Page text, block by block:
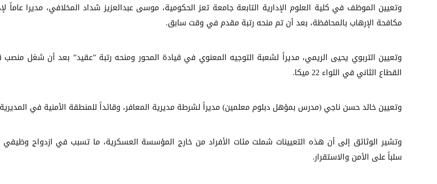
وتعيين الموظف في كلية العلوم الإدارية التابعة جامعة تعز الحكومية، موسى عبدالعزيز شداد المخلافي، مديرا عاماً
مكافحة الإرهاب بالمحافظة، بعد أن تم منحه رتبة مقدم في وقت سابق.
وتعيين التربوي يحيى الريمي، مديراً لشعبة التوجيه المعنوي في قيادة المحور ومنحه رتبة ”عقيد” بعد أن شغل منصب
القطاع الثاني في اللواء 22 ميكا.
وتعيين خالد حسن ناجي (مدرس بمؤهل دبلوم معلمين) مديراً لشرطة مديرية المعافر، وقائداً للمنطقة الأمنية في
وتشير الوثائق إلى أن هذه التعيينات شملت مئات الأفراد من خارج المؤسسة العسكرية، ما تسبب في ازدواج وظيفي
سلباً على الأمن والاستقرار.